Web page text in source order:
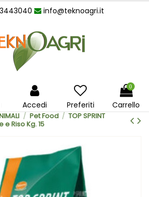
info@teknoagri.it
Accedi Preferiti
0
Carrello
Pet Food
TOP SPRINT
Riso Kg. 15